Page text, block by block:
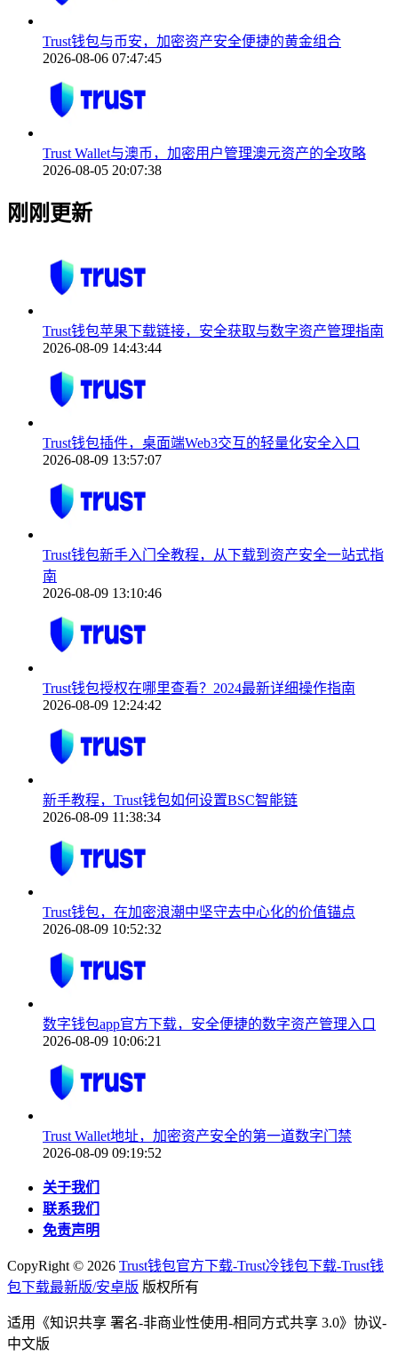
Trust钱包与币安，加密资产安全便捷的黄金组合
2026-08-06 07:47:45
Trust Wallet与澳币，加密用户管理澳元资产的全攻略
2026-08-05 20:07:38
刚刚更新
Trust钱包苹果下载链接，安全获取与数字资产管理指南
2026-08-09 14:43:44
Trust钱包插件，桌面端Web3交互的轻量化安全入口
2026-08-09 13:57:07
Trust钱包新手入门全教程，从下载到资产安全一站式指
南
2026-08-09 13:10:46
Trust钱包授权在哪里查看？2024最新详细操作指南
2026-08-09 12:24:42
新手教程，Trust钱包如何设置BSC智能链
2026-08-09 11:38:34
Trust钱包，在加密浪潮中坚守去中心化的价值锚点
2026-08-09 10:52:32
数字钱包app官方下载，安全便捷的数字资产管理入口
2026-08-09 10:06:21
Trust Wallet地址，加密资产安全的第一道数字门禁
2026-08-09 09:19:52
关于我们
联系我们
免责声明
CopyRight © 2026 Trust钱包官方下载-Trust冷钱包下载-Trust钱
包下载最新版/安卓版 版权所有
适用《知识共享 署名-非商业性使用-相同方式共享 3.0》协议-
中文版